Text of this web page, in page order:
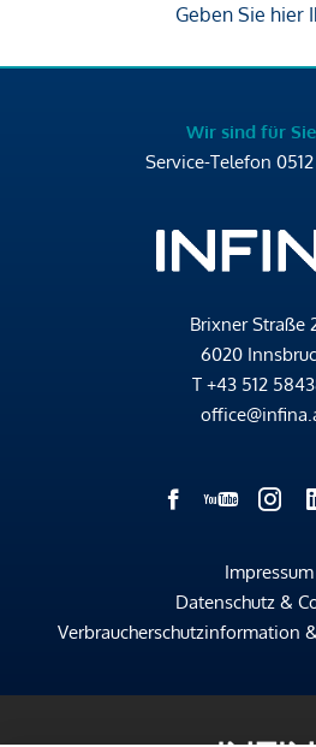
Geben Sie hier
Wir sind für
Service-Telefon
Brixner Straße
6020
T +43 512
Impressum
Datenschutz &
Verbraucherschutzinformation